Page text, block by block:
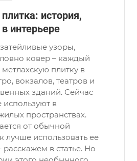
история,
интерьере
узоры,
ковер – каждый
плитку в
вокзалов, театров и
зданий. Сейчас
в
пространствах.
от обычной
лучше использовать ее
в статье. Но